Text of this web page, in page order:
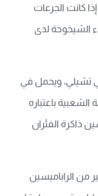
كانت الجرعات
الشيخوخة لدى
تشيلي، ويحمل في
باعتباره
ذاكرة الفئران
من الراباميسين